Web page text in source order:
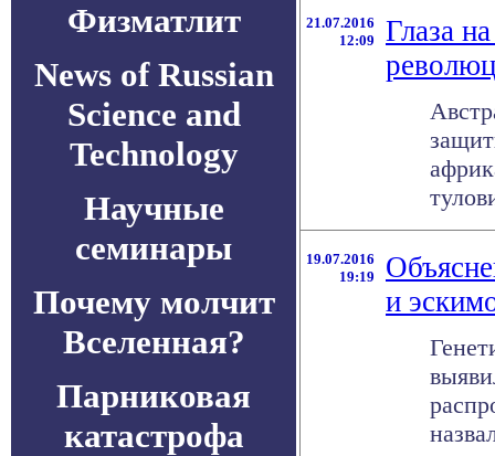
Физматлит
News of Russian
Science and
Technology
Научные
семинары
Почему молчит
Вселенная?
Парниковая
катастрофа
21.07.2016
12:09
Глаза
19.07.2016
19:19
и